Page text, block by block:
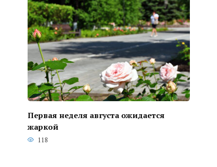
Первая неделя августа ожидается
жаркой
118